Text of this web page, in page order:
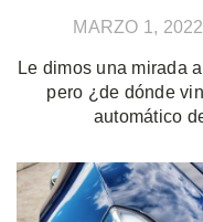
MARZO 1, 2022
Le dimos una mirada
pero ¿de dónde
automático